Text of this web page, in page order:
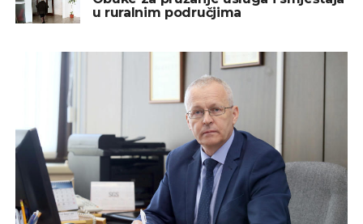
u ruralnim područjima